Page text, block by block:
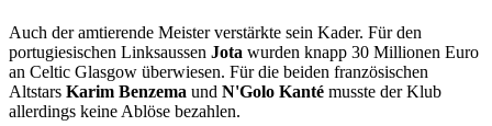
Auch der amtierende Meister verstärkte sein Kader. Für den
portugiesischen Linksaussen Jota wurden knapp 30 Millionen Euro
an Celtic Glasgow überwiesen. Für die beiden französischen
Altstars Karim Benzema und N'Golo Kanté musste der Klub
allerdings keine Ablöse bezahlen.